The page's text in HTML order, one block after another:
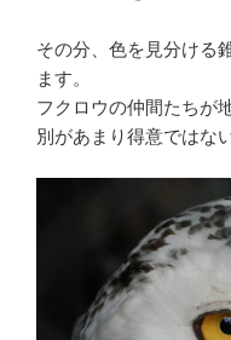
その分、色を見分ける
ます。
フクロウの仲間たちが
別があまり得意ではな